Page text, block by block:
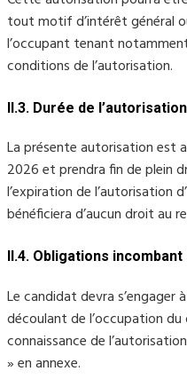
tout motif d’intérêt général
l’occupant tenant
conditions de l’autorisation.
II.3. Durée de l’autorisation
La présente autorisation est
2026 et prendra fin de plein
l’expiration de l’autorisation
bénéficiera d’aucun droit au
II.4. Obligations incombant
Le candidat devra s’engager
découlant de l’occupation
connaissance de
» en annexe.